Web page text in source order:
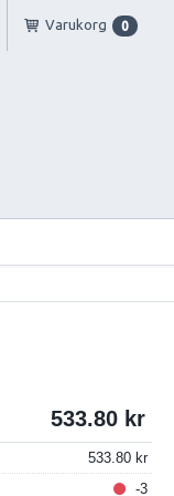
Varukorg 0
533.80
533.80
-3